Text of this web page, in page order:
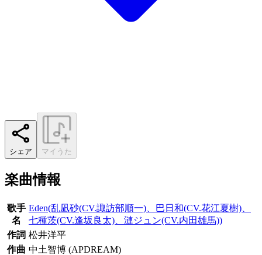
シェア マイうた
楽曲情報
歌手
名
Eden(乱凪砂(CV.諏訪部順一)、巴日和(CV.花江夏樹)、
七種茨(CV.逢坂良太)、漣ジュン(CV.内田雄馬))
作詞 松井洋平
作曲 中土智博 (APDREAM)